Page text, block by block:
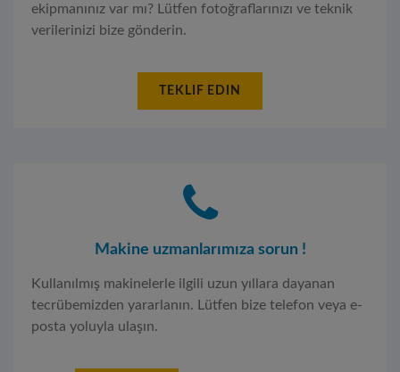
ekipmanınız var mı? Lütfen fotoğraflarınızı ve teknik
verilerinizi bize gönderin.
TEKLIF EDIN
Makine uzmanlarımıza sorun !
Kullanılmış makinelerle ilgili uzun yıllara dayanan
tecrübemizden yararlanın. Lütfen bize telefon veya e-
posta yoluyla ulaşın.